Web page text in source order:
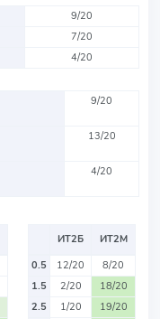
9/20
7/20
4/20
9/20
13/20
4/20
ИТ2Б
ИТ2М
0.5
12/20
8/20
1.5
2/20
18/20
2.5
1/20
19/20